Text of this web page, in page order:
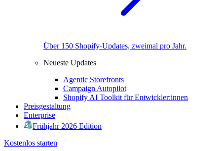
Über 150 Shopify-Updates, zweimal pro Jahr.
Neueste Updates
Agentic Storefronts
Campaign Autopilot
Shopify AI Toolkit für Entwickler:innen
Preisgestaltung
Enterprise
Frühjahr 2026 Edition
Kostenlos starten